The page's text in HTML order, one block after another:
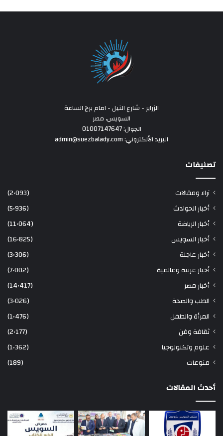
الزراير - شارع النيل - امام برج الساعة
السويس، مصر
الجوال: 01007147647
البريد الألكتروني: admin@suezbalady.com
تصنيفات
آراء ومقالات
(2٬093)
أخبار الحوادث
(5٬936)
أخبار الرياضة
(11٬064)
أخبار السويس
(16٬825)
أخبار عاجلة
(3٬306)
أخبار عربية وعالمية
(7٬002)
أخبار مصر
(14٬417)
الطب والصحة
(3٬026)
المرأة والطفل
(1٬476)
ثقافة وفن
(2٬177)
علوم وتكنولوجيا
(1٬362)
منوعات
(189)
أحدث المقالات